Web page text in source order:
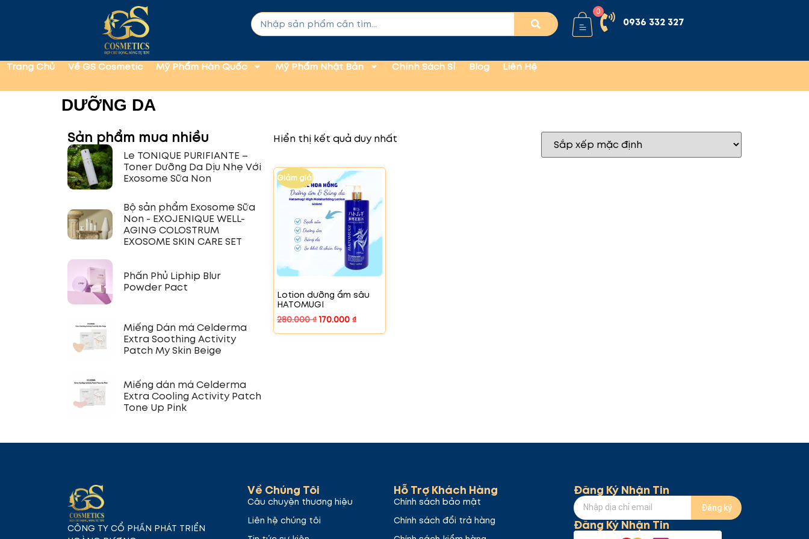
0
0936 332 327
Trang Chủ Về GS Cosmetic Mỹ Phẩm Hàn Quốc Mỹ Phẩm Nhật Bản Chính Sách Sỉ Blog Liên Hệ
DƯỠNG DA
Sản phẩm mua nhiều
Le TONIQUE PURIFIANTE –
Toner Dưỡng Da Dịu Nhẹ Với
Exosome Sữa Non
Bộ sản phẩm Exosome Sữa
Non - EXOJENIQUE WELL-
AGING COLOSTRUM
EXOSOME SKIN CARE SET
Phấn Phủ Liphip Blur
Powder Pact
Miếng Dán má Celderma
Extra Soothing Activity
Patch My Skin Beige
Miếng dán má Celderma
Extra Cooling Activity Patch
Tone Up Pink
Hiển thị kết quả duy nhất
Giảm giá!
Lotion dưỡng ẩm sâu
HATOMUGI
280.000₫ 170.000 ₫
CÔNG TY CỔ PHẦN PHÁT TRIỂN
Về Chúng Tôi
Câu chuyện thương hiệu
Liên hệ chúng tôi
Hỗ Trợ Khách Hàng
Chính sách bảo mật
Chính sách đổi trả hàng
Đăng Ký Nhận Tin
Đăng ký
Đăng Ký Nhận Tin